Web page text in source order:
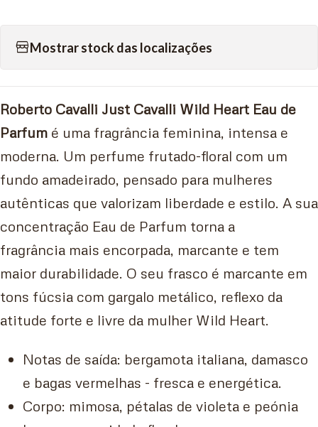
Mostrar stock das localizações
Roberto Cavalli Just Cavalli Wild Heart Eau de
Parfum é uma fragrância feminina, intensa e
moderna. Um perfume frutado-floral com um
fundo amadeirado, pensado para mulheres
autênticas que valorizam liberdade e estilo. A sua
concentração Eau de Parfum torna a
fragrância mais encorpada, marcante e tem
maior durabilidade. O seu frasco é marcante em
tons fúcsia com gargalo metálico, reflexo da
atitude forte e livre da mulher Wild Heart.
Notas de saída: bergamota italiana, damasco
e bagas vermelhas - fresca e energética.
Corpo: mimosa, pétalas de violeta e peónia